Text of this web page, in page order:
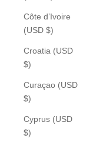
Côte d’Ivoire
(USD $)
Croatia (USD
$)
Curaçao (USD
$)
Cyprus (USD
$)